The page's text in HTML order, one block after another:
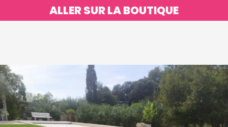
ALLER SUR LA BOUTIQUE